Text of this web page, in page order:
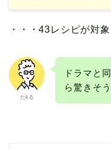
・・・43レシピが対
たkる
ドラマと
ら驚きそ